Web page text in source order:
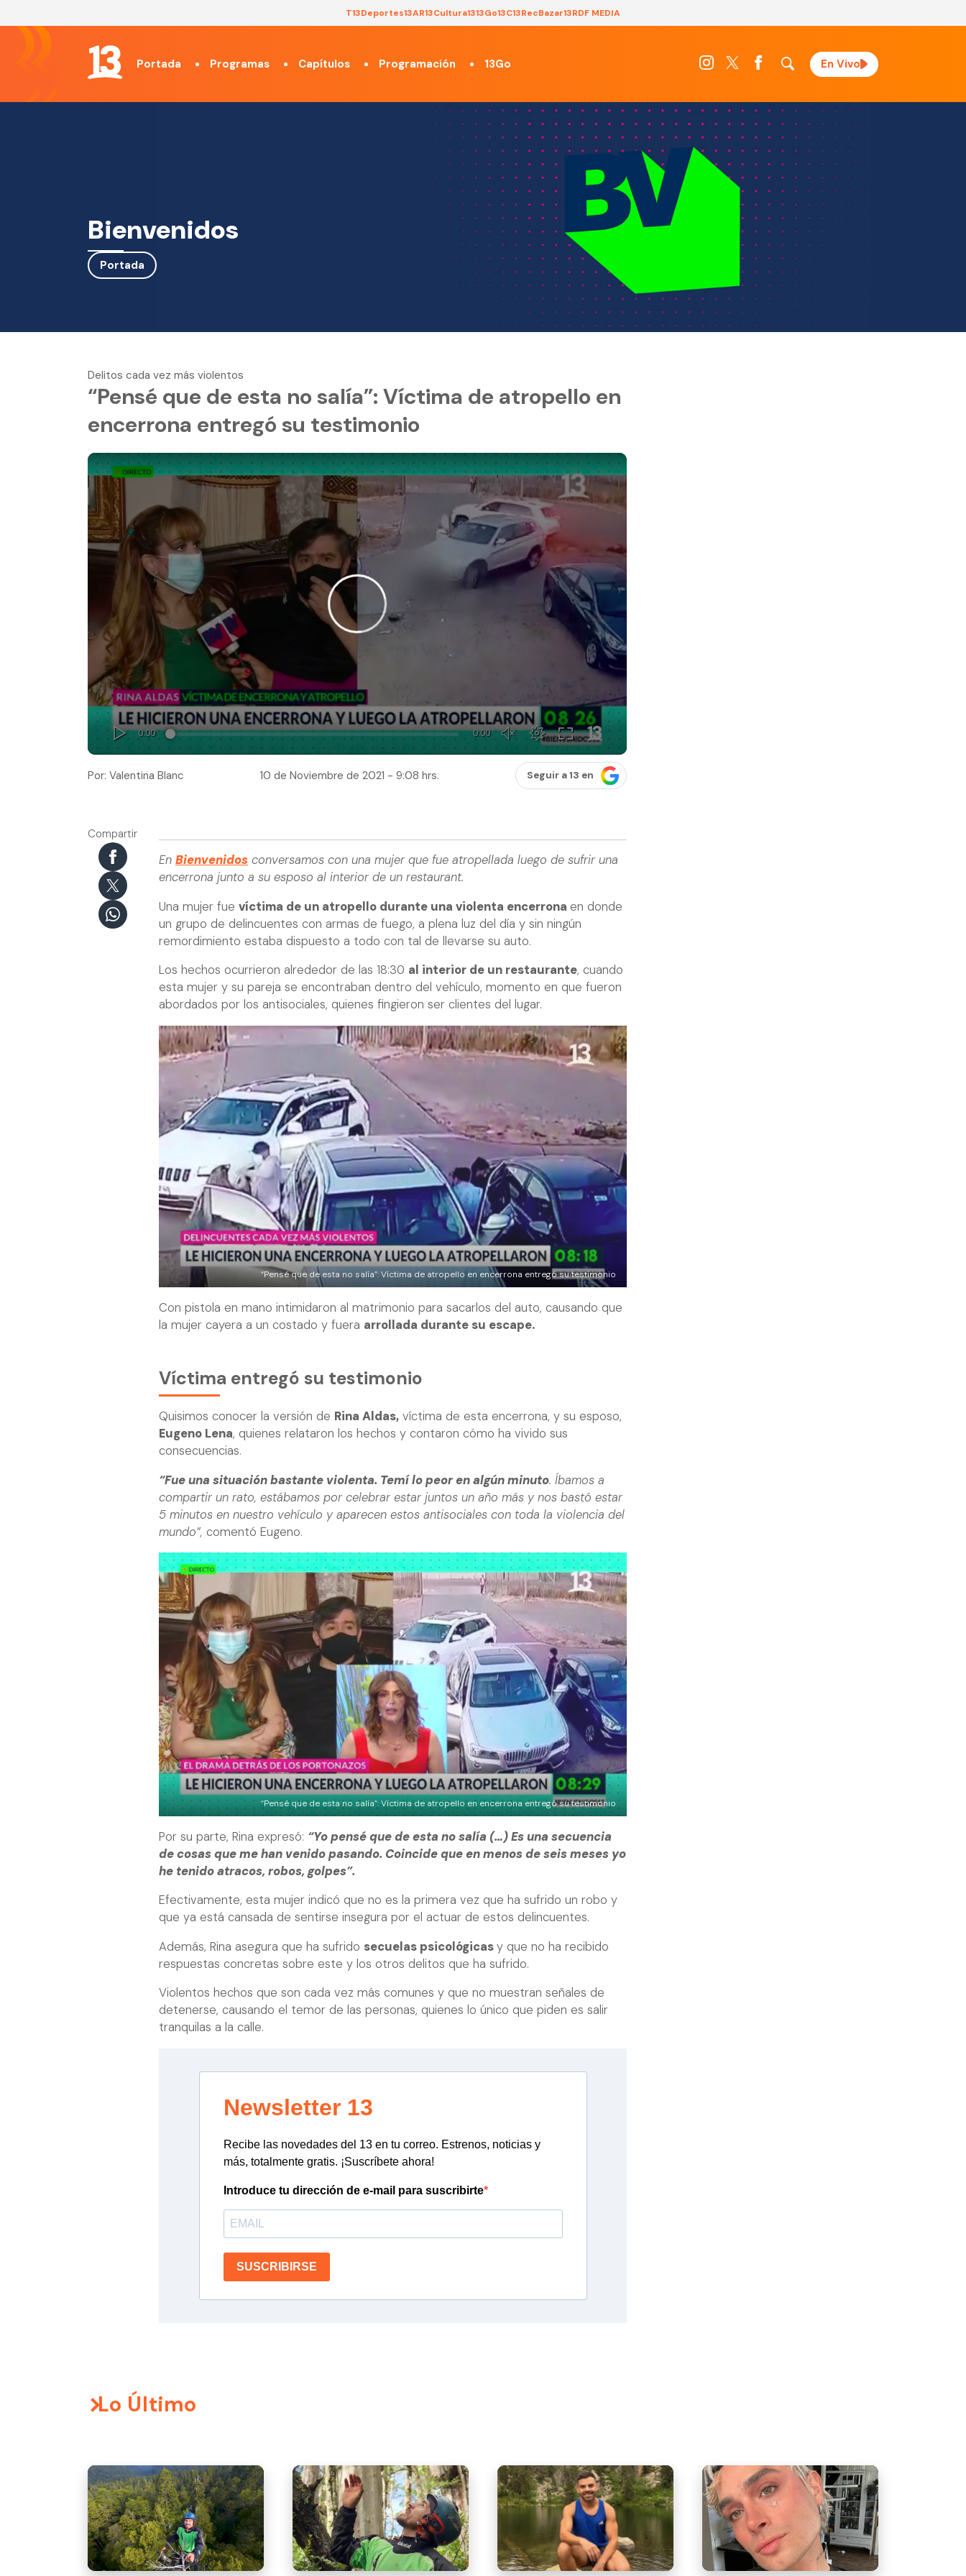
T13Deportes13AR13Cultura1313Go13C13RecBazar13RDF MEDIA
Portada Programas Capítulos Programación 13Go En Vivo
Bienvenidos
Portada
Delitos cada vez más violentos
“Pensé que de esta no salía”: Víctima de atropello en
encerrona entregó su testimonio
Por: Valentina Blanc 10 de Noviembre de 2021 - 9:08 hrs. Seguir a 13 en
Compartir
En Bienvenidos conversamos con una mujer que fue atropellada luego de sufrir una
encerrona junto a su esposo al interior de un restaurant.
Una mujer fue víctima de un atropello durante una violenta encerrona en donde
un grupo de delincuentes con armas de fuego, a plena luz del día y sin ningún
remordimiento estaba dispuesto a todo con tal de llevarse su auto.
Los hechos ocurrieron alrededor de las 18:30 al interior de un restaurante, cuando
esta mujer y su pareja se encontraban dentro del vehículo, momento en que fueron
abordados por los antisociales, quienes fingieron ser clientes del lugar.
“Pensé que de esta no salía”: Víctima de atropello en encerrona entregó su testimonio
Con pistola en mano intimidaron al matrimonio para sacarlos del auto, causando que
la mujer cayera a un costado y fuera arrollada durante su escape.
Víctima entregó su testimonio
Quisimos conocer la versión de Rina Aldas, víctima de esta encerrona, y su esposo,
Eugeno Lena, quienes relataron los hechos y contaron cómo ha vivido sus
consecuencias.
“Fue una situación bastante violenta. Temí lo peor en algún minuto. Íbamos a
compartir un rato, estábamos por celebrar estar juntos un año más y nos bastó estar
5 minutos en nuestro vehículo y aparecen estos antisociales con toda la violencia del
mundo”, comentó Eugeno.
“Pensé que de esta no salía”: Víctima de atropello en encerrona entregó su testimonio
Por su parte, Rina expresó: “Yo pensé que de esta no salía (…) Es una secuencia
de cosas que me han venido pasando. Coincide que en menos de seis meses yo
he tenido atracos, robos, golpes”.
Efectivamente, esta mujer indicó que no es la primera vez que ha sufrido un robo y
que ya está cansada de sentirse insegura por el actuar de estos delincuentes.
Además, Rina asegura que ha sufrido secuelas psicológicasy que no ha recibido
respuestas concretas sobre este y los otros delitos que ha sufrido.
Violentos hechos que son cada vez más comunes y que no muestran señales de
detenerse, causando el temor de las personas, quienes lo único que piden es salir
tranquilas a la calle.
Newsletter 13
Recibe las novedades del 13 en tu correo. Estrenos, noticias y
más, totalmente gratis. ¡Suscríbete ahora!
Introduce tu dirección de e-mail para suscribirte
SUSCRIBIRSE
Lo Último